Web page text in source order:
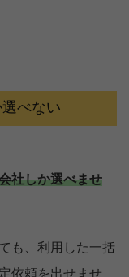
べない
社しか選べませ
も、利用した一括
依頼を出せませ